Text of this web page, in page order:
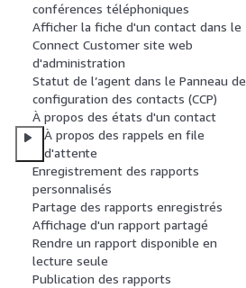
conférences téléphoniques
Afficher la fiche d'un contact dans le
Connect Customer site web
d'administration
Statut de l’agent dans le Panneau de
configuration des contacts (CCP)
À propos des états d'un contact
À propos des rappels en file
d'attente
Enregistrement des rapports
personnalisés
Partage des rapports enregistrés
Affichage d'un rapport partagé
Rendre un rapport disponible en
lecture seule
Publication des rapports